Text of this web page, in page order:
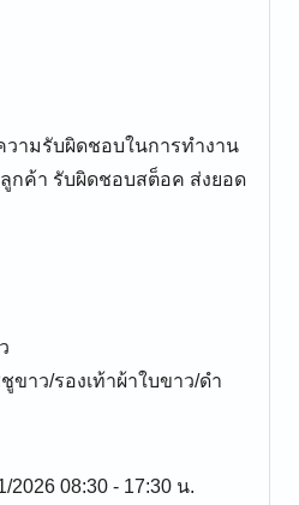
ามรับผิดชอบในการทำงาน
ลูกค้า รับผิดชอบสต็อค​ ส่งยอด
2026 08:30 - 17:30 น.